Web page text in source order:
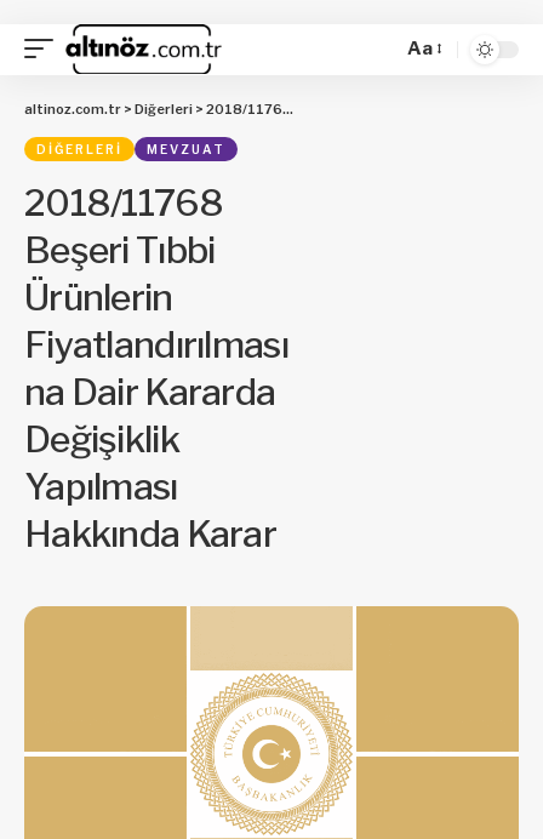
Aa
altinoz.com.tr > Diğerleri > 2018/11768 Beşeri Tıbbi Ürünlerin Fiyatlandırılmasına Dair Kararda Değişiklik Yapılması Hakkında Karar
DIĞERLERI MEVZUAT
2018/11768
Beşeri Tıbbi
Ürünlerin
Fiyatlandırılması
na Dair Kararda
Değişiklik
Yapılması
Hakkında Karar